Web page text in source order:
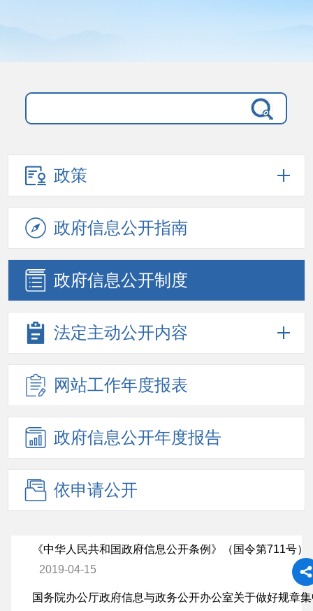
政策
政府信息公开指南
政府信息公开制度
法定主动公开内容
网站工作年度报表
政府信息公开年度报告
依申请公开
《中华人民共和国政府信息公开条例》（国令第711号）
2019-04-15